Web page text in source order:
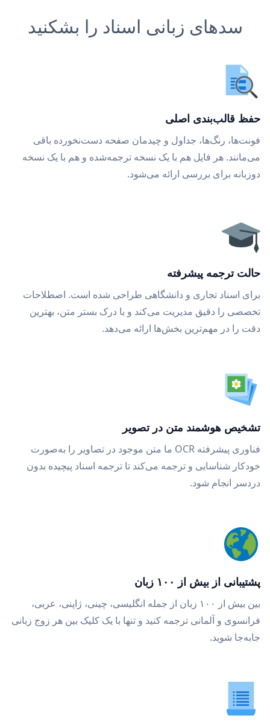
سدهای زبانی اسناد را بشکنید
حفظ قالب‌بندی اصلی
فونت‌ها، رنگ‌ها، جداول و چیدمان صفحه دست‌نخورده باقی
می‌مانند. هر فایل هم با یک نسخه ترجمه‌شده و هم با یک نسخه
دوزبانه برای بررسی ارائه می‌شود.
حالت ترجمه پیشرفته
برای اسناد تجاری و دانشگاهی طراحی شده است. اصطلاحات
تخصصی را دقیق مدیریت می‌کند و با درک بستر متن، بهترین
دقت را در مهم‌ترین بخش‌ها ارائه می‌دهد.
تشخیص هوشمند متن در تصویر
فناوری پیشرفته OCR ما متن موجود در تصاویر را به‌صورت
خودکار شناسایی و ترجمه می‌کند تا ترجمه اسناد پیچیده بدون
دردسر انجام شود.
پشتیبانی از بیش از ۱۰۰ زبان
بین بیش از ۱۰۰ زبان از جمله انگلیسی، چینی، ژاپنی، عربی،
فرانسوی و آلمانی ترجمه کنید و تنها با یک کلیک بین هر زوج زبانی
جابه‌جا شوید.